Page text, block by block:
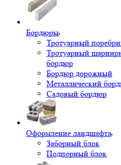
Бордюры
Тротуарный
Тротуарный
бордюр
Бордюр дорожный
Металлический
Садовый бордюр
Оформление ландшафта
Заборный блок
Подпорный блок